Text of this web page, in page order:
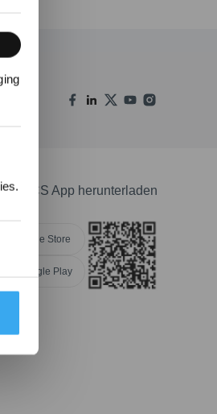
App herunterladen
Apple Store
Google Play